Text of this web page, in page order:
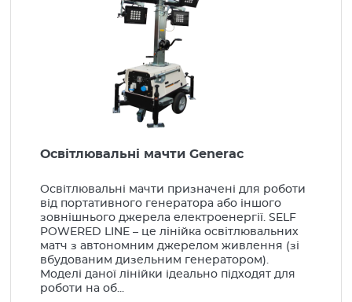
Шафи електротехнічні
Компенсація реактивної енергії
Генератори, стабілізатори
Бензинові генератори
Дизельні генератори
Газові генератори
Стабілізатори
LED Освітлення
Освітлення
Освітлювальні мачти Generac
Освітлювальні мачти призначені для роботи
від портативного генератора або іншого
зовнішнього джерела електроенергії. SELF
POWERED LINE – це лінійка освітлювальних
матч з автономним джерелом живлення (зі
вбудованим дизельним генератором).
Моделі даної лінійки ідеально підходят для
роботи на об...